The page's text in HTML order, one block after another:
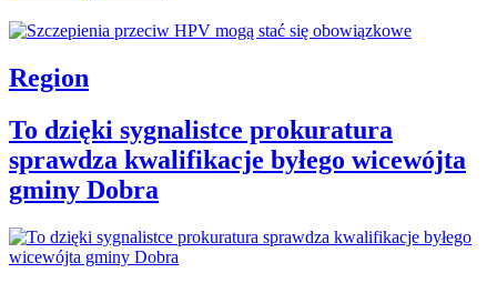
Region
To dzięki sygnalistce prokuratura
sprawdza kwalifikacje byłego wicewójta
gminy Dobra